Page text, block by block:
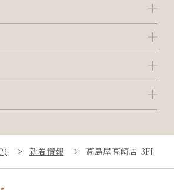
新着情報 高島屋高崎店 3F時計